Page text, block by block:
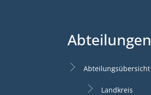
Abteilungen
Abteilungsübersicht
Landkreis